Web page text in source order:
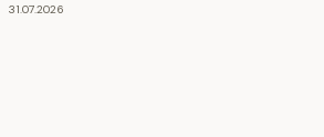
31.07.2026